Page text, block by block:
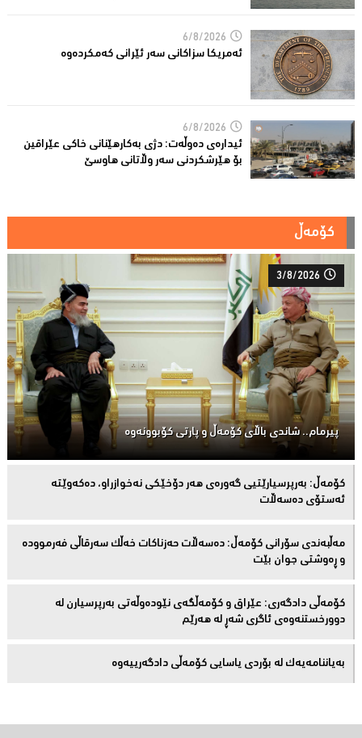
6/8/2026
ئه‌مریكا سزاكانی سه‌ر ئێرانی كه‌مكرده‌وه‌
6/8/2026
ئیدارەى دەوڵەت: دژى بەکارهێنانى خاکی عێراقین
بۆ هێرشکردنى سەر وڵاتانی هاوسێ
کۆمەڵ
3/8/2026
پیرمام.. شاندی باڵای كۆمه‌ڵ و پارتی كۆبوونه‌وه‌
كۆمەڵ: بەرپرسیارێتیی گەورەی هەر دۆخێکی نەخوازراو، دەكەوێتە
ئەستۆی دەسەڵات
مەڵبەندى سۆرانى کۆمەڵ: دەسەڵات حەزناکات خەڵک سەرقاڵى فەرموودە
و ڕەوشتى جوان بێت
کۆمەڵى دادگەرى: عێراق و كۆمەڵگەی نێودەوڵەتی بەرپرسیارن لە
دوورخستنەوەى ئاگری شەڕ لە هەرێم
بەیاننامەیەک لە بۆردی یاسایی کۆمەڵی دادگەرییەوە